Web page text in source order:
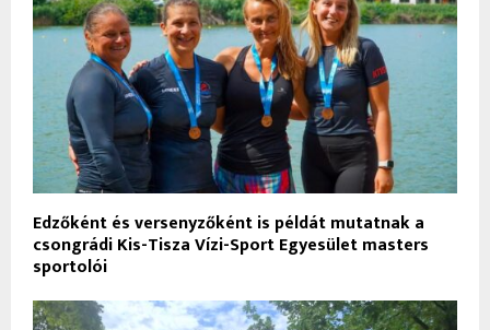
Edzőként és versenyzőként is példát mutatnak a
csongrádi Kis-Tisza Vízi-Sport Egyesület masters
sportolói